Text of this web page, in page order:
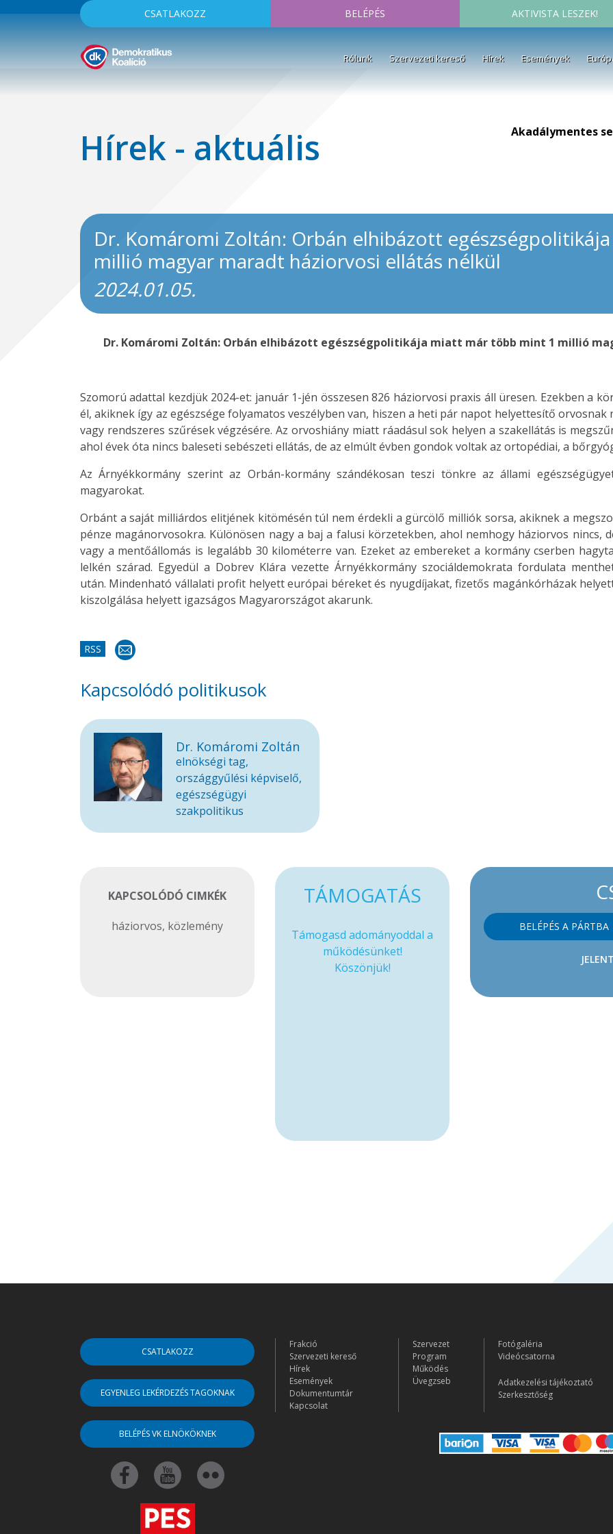
CSATLAKOZZ BELÉPÉS AKTIVISTA LESZEK!
Rólunk Szervezeti kereső Hírek Események
Hírek - aktuális Akadálymentes
Dr. Komáromi Zoltán: Orbán elhibázott
millió magyar maradt háziorvosi ellátás nélkül
2024.01.05.
Dr. Komáromi Zoltán: Orbán elhibázott egészségpolitikája miatt már több mint 1 millió
Szomorú adattal kezdjük 2024-et: január 1-jén összesen 826 háziorvosi praxis áll üresen. Ezekben a
él, akiknek így az egészsége folyamatos veszélyben van, hiszen a heti pár napot helyettesítő
vagy rendszeres szűrések végzésére. ​Az orvoshiány miatt ráadásul sok helyen a szakellátás is
ahol évek óta nincs baleseti sebészeti ellátás, de az elmúlt évben gondok voltak az ortopédiai, a
Az Árnyékkormány szerint az Orbán-kormány szándékosan teszi tönkre az állami
magyarokat.
Orbánt a saját milliárdos elitjének kitömésén túl nem érdekli a gürcölő milliók sorsa, akiknek a
pénze magánorvosokra. Különösen nagy a baj a falusi körzetekben, ahol nemhogy háziorvos nincs,
vagy a mentőállomás is legalább 30 kilométerre van. Ezeket az embereket a kormány cserben
lelkén szárad. Egyedül a Dobrev Klára vezette Árnyékkormány szociáldemokrata fordulata
után. Mindenható vállalati profit helyett európai béreket és nyugdíjakat, fizetős magánkórházak
kiszolgálása helyett igazságos Magyarországot akarunk.
RSS
Kapcsolódó politikusok
Dr. Komáromi Zoltán
elnökségi tag,
országgyűlési képviselő,
egészségügyi
szakpolitikus
KAPCSOLÓDÓ CIMKÉK
háziorvos, közlemény BELÉPÉS A PÁRTBA
TÁMOGATÁS
Támogasd adományoddal a
működésünket!
Köszönjük!
CSATLAKOZZ
EGYENLEG LEKÉRDEZÉS TAGOKNAK
BELÉPÉS VK ELNÖKÖKNEK
Frakció
Szervezeti kereső
Hírek
Események
Dokumentumtár
Kapcsolat
Szervezet
Program
Működés
Üvegzseb
Fotógaléria
Videócsatorna
Adatkezelési tájékoztató
Szerkesztőség